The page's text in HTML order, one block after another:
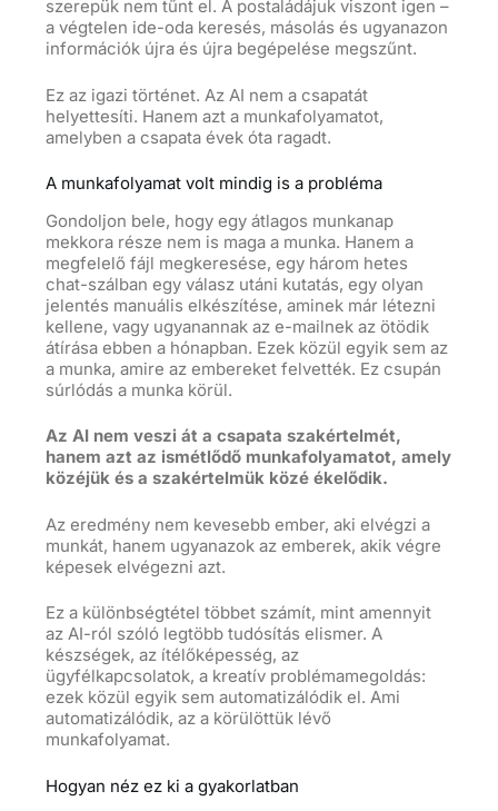
szerepük nem tűnt el. A postaládájuk viszont igen –
a végtelen ide-oda keresés, másolás és ugyanazon
információk újra és újra begépelése megszűnt.
Ez az igazi történet. Az AI nem a csapatát
helyettesíti. Hanem azt a munkafolyamatot,
amelyben a csapata évek óta ragadt.
A munkafolyamat volt mindig is a probléma
Gondoljon bele, hogy egy átlagos munkanap
mekkora része nem is maga a munka. Hanem a
megfelelő fájl megkeresése, egy három hetes
chat-szálban egy válasz utáni kutatás, egy olyan
jelentés manuális elkészítése, aminek már létezni
kellene, vagy ugyanannak az e-mailnek az ötödik
átírása ebben a hónapban. Ezek közül egyik sem az
a munka, amire az embereket felvették. Ez csupán
súrlódás a munka körül.
Az AI nem veszi át a csapata szakértelmét,
hanem azt az ismétlődő munkafolyamatot, amely
közéjük és a szakértelmük közé ékelődik.
Az eredmény nem kevesebb ember, aki elvégzi a
munkát, hanem ugyanazok az emberek, akik végre
képesek elvégezni azt.
Ez a különbségtétel többet számít, mint amennyit
az AI-ról szóló legtöbb tudósítás elismer. A
készségek, az ítélőképesség, az
ügyfélkapcsolatok, a kreatív problémamegoldás:
ezek közül egyik sem automatizálódik el. Ami
automatizálódik, az a körülöttük lévő
munkafolyamat.
Hogyan néz ez ki a gyakorlatban